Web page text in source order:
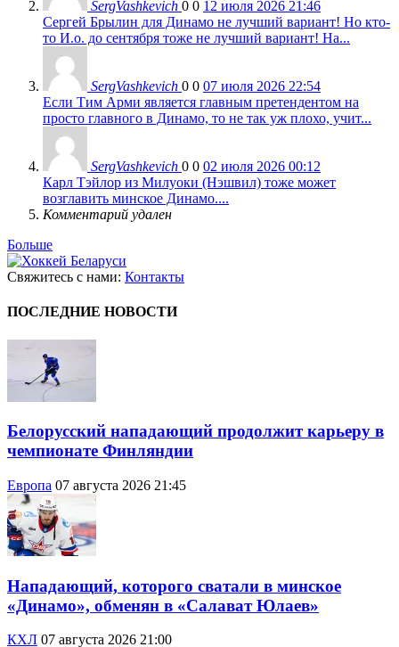
SergVashkevich 0 0 12 июля 2026 21:46
Сергей Брылин для Динамо не лучший вариант! Но кто-
то И.о. до сентября тоже не лучший вариант! На...
SergVashkevich 0 0 07 июля 2026 22:54
Если Тим Арми является главным претендентом на
просто главного в Динамо, то не так уж плохо, учит...
SergVashkevich 0 0 02 июля 2026 00:12
Карл Тэйлор из Милуоки (Нэшвил) тоже может
возглавить минское Динамо....
Комментарий удален
Больше
Свяжитесь с нами: Контакты
ПОСЛЕДНИЕ НОВОСТИ
Белорусский нападающий продолжит карьеру в
чемпионате Финляндии
Европа 07 августа 2026 21:45
Нападающий, которого сватали в минское
«Динамо», обменян в «Салават Юлаев»
КХЛ 07 августа 2026 21:00